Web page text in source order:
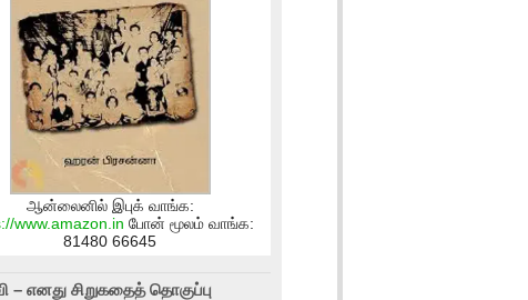
ஆன்லைனில் இபுக் வாங்க:
www.amazon.in போன் மூலம் வாங்க:
81480 66645
– எனது சிறுகதைத் தொகுப்பு